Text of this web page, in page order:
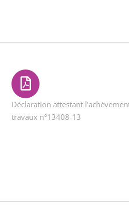
Déclaration attestant
travaux n°13408-13